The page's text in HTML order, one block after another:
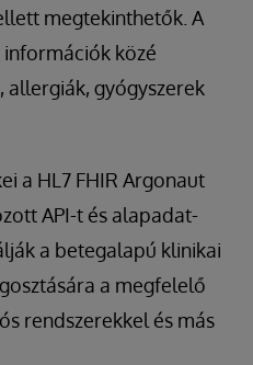
megtekinthetők. A
közé
allergiák, gyógyszerek
a HL7 FHIR Argonaut
API-t és alapadat-
a betegalapú klinikai
a megfelelő
rendszerekkel és más